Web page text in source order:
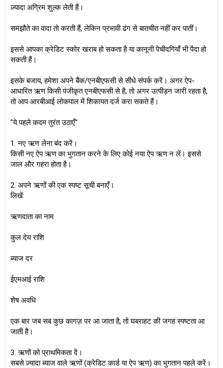
ज़्यादा अग्रिम शुल्क लेती हैं।
समझौते का वादा तो करती हैं, लेकिन प्रभावी ढंग से बातचीत नहीं कर पातीं।
इससे आपका क्रेडिट स्कोर खराब हो सकता है या कानूनी पेचीदगियाँ भी पैदा हो
सकती हैं।
इसके बजाय, हमेशा अपने बैंक/एनबीएफसी से सीधे संपर्क करें। अगर ऐप-
आधारित ऋण किसी पंजीकृत एनबीएफसी से है, तो अगर उत्पीड़न जारी रहता है,
तो आप आरबीआई लोकपाल में शिकायत दर्ज करा सकते हैं।
"ये पहले कदम तुरंत उठाएँ"
1. नए ऋण लेना बंद करें।
किसी नए ऐप ऋण का भुगतान करने के लिए कोई नया ऐप ऋण न लें। इससे
जाल और गहरा होता है।
2. अपने ऋणों की एक स्पष्ट सूची बनाएँ।
लिखें:
ऋणदाता का नाम
कुल देय राशि
ब्याज दर
ईएमआई राशि
शेष अवधि
एक बार जब सब कुछ कागज़ पर आ जाता है, तो घबराहट की जगह स्पष्टता आ
जाती है।
3. ऋणों को प्राथमिकता दें।
सबसे ज़्यादा ब्याज वाले ऋणों (क्रेडिट कार्ड या ऐप ऋण) का भुगतान पहले करें।